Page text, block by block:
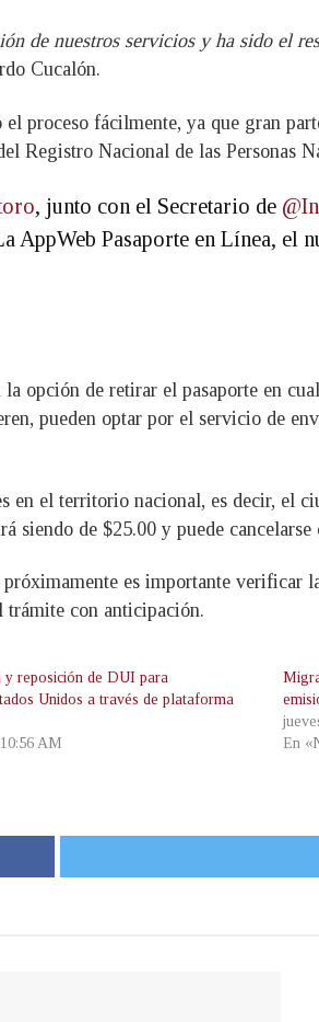
de nuestros servicios y ha sido el
Cucalón.
proceso fácilmente, ya que gran
Registro Nacional de las Personas
, junto con el Secretario de
AppWeb Pasaporte en Línea,
opción de retirar el pasaporte en
pueden optar por el servicio de
el territorio nacional, es decir, el
siendo de $25.00 y puede
es importante verificar
trámite con anticipación.
y reposición de DUI para
Unidos a través de plataforma
AM
En